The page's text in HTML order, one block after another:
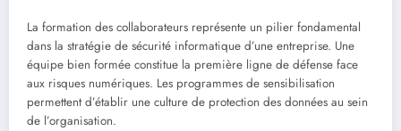
La formation des collaborateurs représente un pilier fondamental
dans la stratégie de sécurité informatique d’une entreprise. Une
équipe bien formée constitue la première ligne de défense face
aux risques numériques. Les programmes de sensibilisation
permettent d’établir une culture de protection des données au sein
de l’organisation.